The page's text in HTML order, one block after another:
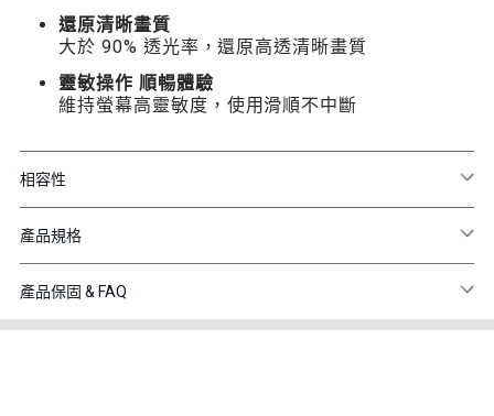
還原清晰畫質
大於 90% 透光率，還原高透清晰畫質
靈敏操作 順暢體驗
維持螢幕高靈敏度，使用滑順不中斷
相容性
產品規格
產品保固 & FAQ